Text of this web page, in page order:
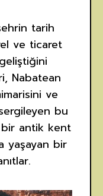
tarih
ve ticaret
Nabatean
ve
bu
bir antik kent
yaşayan bir